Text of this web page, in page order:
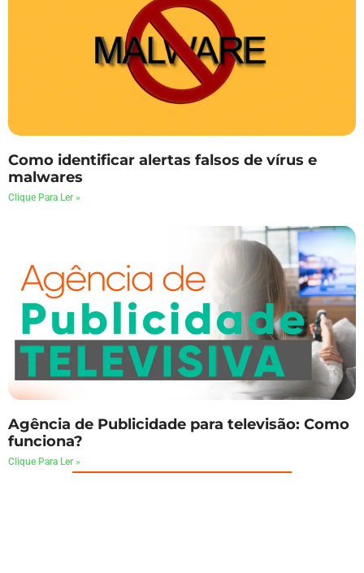
Como identificar alertas falsos de vírus e
malwares
Clique Para Ler »
Agência de Publicidade para televisão: Como
funciona?
Clique Para Ler »